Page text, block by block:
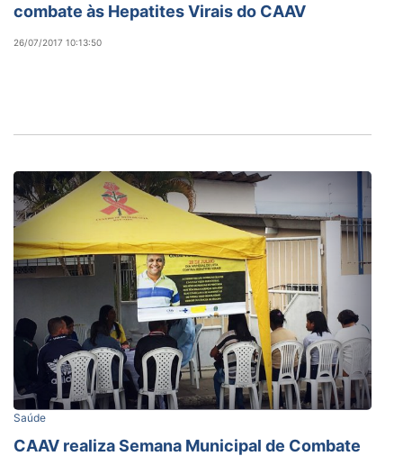
combate às Hepatites Virais do CAAV
26/07/2017 10:13:50
Saúde
CAAV realiza Semana Municipal de Combate